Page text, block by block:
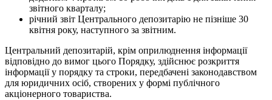
звітного кварталу;
річний звіт Центрального депозитарію не пізніше 30
квітня року, наступного за звітним.
Центральний депозитарій, крім оприлюднення інформації
відповідно до вимог цього Порядку, здійснює розкриття
інформації у порядку та строки, передбачені законодавством
для юридичних осіб, створених у формі публічного
акціонерного товариства.